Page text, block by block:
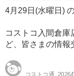
4月29日(水曜日)
コストコ入間倉庫
ど、皆さまの情報
コストコ通 2026/